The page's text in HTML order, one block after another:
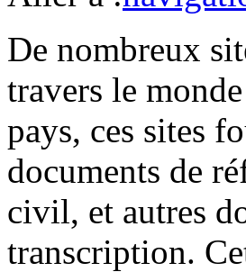
De nombreux
travers le
pays, ces sites
documents de
civil, et autres
transcription.